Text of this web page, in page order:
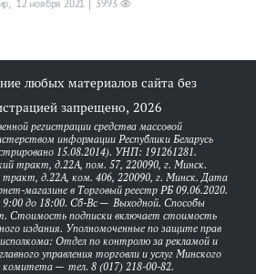
12 ноября 2021 3993
любых материалов сайта без
запрещено, 2026
регистрации средства массовой
информации Республики Беларусь
15.08.2014). УНП: 191261281.
тракт, д.22А, пом. 57, 220090, г. Минск.
тракт, д.22А, ком. 406, 220090, г. Минск. Дата
магазине в Торговый реестр РБ 09.06.2020.
до 18:00. Сб-Вс — Выходной. Способы
Стоимость подписки включает стоимость
издания. Уполномоченные по защите прав
Отдел по контролю за рекламой и
управления торговли и услуг Минского
комитета — тел. 8 (017) 218-00-82.